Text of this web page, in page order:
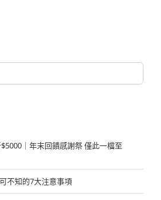
｜年末回饋感謝祭 僅此一檔至
不知的7大注意事項